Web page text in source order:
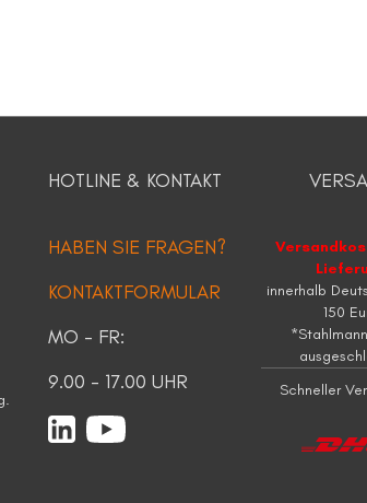
HOTLINE & KONTAKT
HABEN SIE FRAGEN?
KONTAKTFORMULAR
MO - FR:
9.00 - 17.00 UHR
innerhalb
150
Schneller